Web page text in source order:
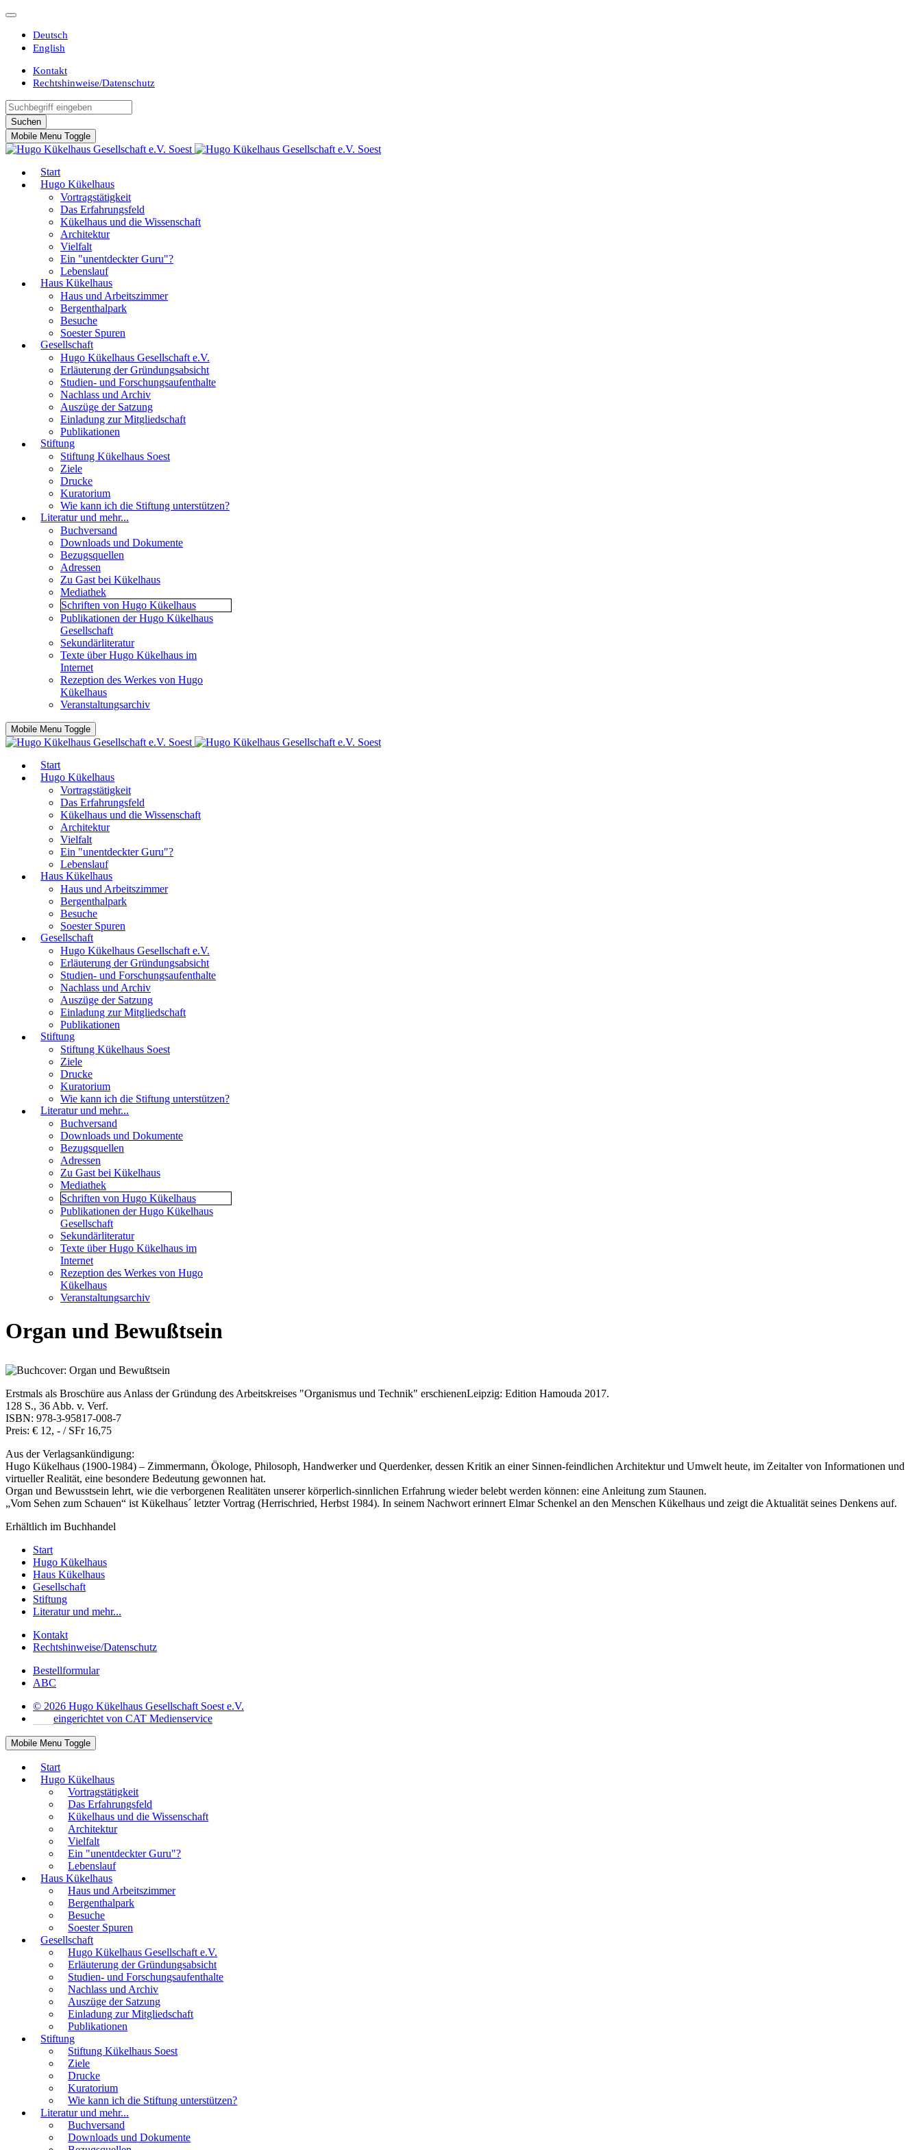
Deutsch
English
Kontakt
Rechtshinweise/Datenschutz
Suchen
Mobile Menu Toggle
Start
Hugo Kükelhaus
Vortragstätigkeit
Das Erfahrungsfeld
Kükelhaus und die Wissenschaft
Architektur
Vielfalt
Ein "unentdeckter Guru"?
Lebenslauf
Haus Kükelhaus
Haus und Arbeitszimmer
Bergenthalpark
Besuche
Soester Spuren
Gesellschaft
Hugo Kükelhaus Gesellschaft e.V.
Erläuterung der Gründungsabsicht
Studien- und Forschungsaufenthalte
Nachlass und Archiv
Auszüge der Satzung
Einladung zur Mitgliedschaft
Publikationen
Stiftung
Stiftung Kükelhaus Soest
Ziele
Drucke
Kuratorium
Wie kann ich die Stiftung unterstützen?
Literatur und mehr...
Buchversand
Downloads und Dokumente
Bezugsquellen
Adressen
Zu Gast bei Kükelhaus
Mediathek
Schriften von Hugo Kükelhaus
Publikationen der Hugo Kükelhaus
Gesellschaft
Sekundärliteratur
Texte über Hugo Kükelhaus im
Internet
Rezeption des Werkes von Hugo
Kükelhaus
Veranstaltungsarchiv
Mobile Menu Toggle
Start
Hugo Kükelhaus
Vortragstätigkeit
Das Erfahrungsfeld
Kükelhaus und die Wissenschaft
Architektur
Vielfalt
Ein "unentdeckter Guru"?
Lebenslauf
Haus Kükelhaus
Haus und Arbeitszimmer
Bergenthalpark
Besuche
Soester Spuren
Gesellschaft
Hugo Kükelhaus Gesellschaft e.V.
Erläuterung der Gründungsabsicht
Studien- und Forschungsaufenthalte
Nachlass und Archiv
Auszüge der Satzung
Einladung zur Mitgliedschaft
Publikationen
Stiftung
Stiftung Kükelhaus Soest
Ziele
Drucke
Kuratorium
Wie kann ich die Stiftung unterstützen?
Literatur und mehr...
Buchversand
Downloads und Dokumente
Bezugsquellen
Adressen
Zu Gast bei Kükelhaus
Mediathek
Schriften von Hugo Kükelhaus
Publikationen der Hugo Kükelhaus
Gesellschaft
Sekundärliteratur
Texte über Hugo Kükelhaus im
Internet
Rezeption des Werkes von Hugo
Kükelhaus
Veranstaltungsarchiv
Organ und Bewußtsein
Erstmals als Broschüre aus Anlass der Gründung des Arbeitskreises "Organismus und Technik" erschienenLeipzig: Edition Hamouda 2017.
128 S., 36 Abb. v. Verf.
ISBN: 978-3-95817-008-7
Preis: € 12, - / SFr 16,75
Aus der Verlagsankündigung:
Hugo Kükelhaus (1900-1984) – Zimmermann, Ökologe, Philosoph, Handwerker und Querdenker, dessen Kritik an einer Sinnen-feindlichen Architektur und Umwelt heute, im Zeitalter von Informationen und
virtueller Realität, eine besondere Bedeutung gewonnen hat.
Organ und Bewusstsein lehrt, wie die verborgenen Realitäten unserer körperlich-sinnlichen Erfahrung wieder belebt werden können: eine Anleitung zum Staunen.
„Vom Sehen zum Schauen“ ist Kükelhaus´ letzter Vortrag (Herrischried, Herbst 1984). In seinem Nachwort erinnert Elmar Schenkel an den Menschen Kükelhaus und zeigt die Aktualität seines Denkens auf.
Erhältlich im Buchhandel
Start
Hugo Kükelhaus
Haus Kükelhaus
Gesellschaft
Stiftung
Literatur und mehr...
Kontakt
Rechtshinweise/Datenschutz
Bestellformular
ABC
© 2026 Hugo Kükelhaus Gesellschaft Soest e.V.
eingerichtet von CAT Medienservice
Mobile Menu Toggle
Start
Hugo Kükelhaus
Vortragstätigkeit
Das Erfahrungsfeld
Kükelhaus und die Wissenschaft
Architektur
Vielfalt
Ein "unentdeckter Guru"?
Lebenslauf
Haus Kükelhaus
Haus und Arbeitszimmer
Bergenthalpark
Besuche
Soester Spuren
Gesellschaft
Hugo Kükelhaus Gesellschaft e.V.
Erläuterung der Gründungsabsicht
Studien- und Forschungsaufenthalte
Nachlass und Archiv
Auszüge der Satzung
Einladung zur Mitgliedschaft
Publikationen
Stiftung
Stiftung Kükelhaus Soest
Ziele
Drucke
Kuratorium
Wie kann ich die Stiftung unterstützen?
Literatur und mehr...
Buchversand
Downloads und Dokumente